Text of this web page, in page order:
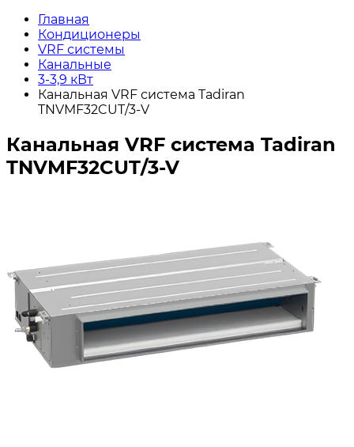
Главная
Кондиционеры
VRF системы
Канальные
3-3,9 кВт
Канальная VRF система Tadiran
TNVMF32CUT/3-V
Канальная VRF система Tadiran
TNVMF32CUT/3-V